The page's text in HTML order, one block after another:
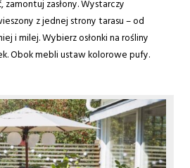
zamontuj zasłony. Wystarczy
z jednej strony tarasu – od
i milej. Wybierz osłonki na rośliny
Obok mebli ustaw kolorowe pufy.